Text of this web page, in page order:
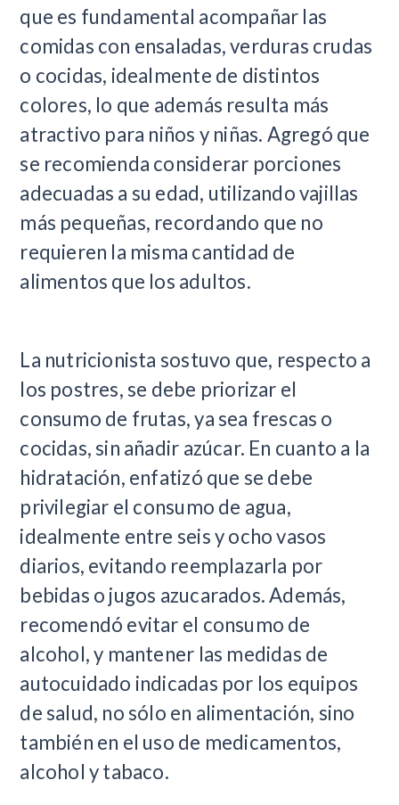
que es fundamental acompañar las
comidas con ensaladas, verduras crudas
o cocidas, idealmente de distintos
colores, lo que además resulta más
atractivo para niños y niñas. Agregó que
se recomienda considerar porciones
adecuadas a su edad, utilizando vajillas
más pequeñas, recordando que no
requieren la misma cantidad de
alimentos que los adultos.
La nutricionista sostuvo que, respecto a
los postres, se debe priorizar el
consumo de frutas, ya sea frescas o
cocidas, sin añadir azúcar. En cuanto a la
hidratación, enfatizó que se debe
privilegiar el consumo de agua,
idealmente entre seis y ocho vasos
diarios, evitando reemplazarla por
bebidas o jugos azucarados. Además,
recomendó evitar el consumo de
alcohol, y mantener las medidas de
autocuidado indicadas por los equipos
de salud, no sólo en alimentación, sino
también en el uso de medicamentos,
alcohol y tabaco.